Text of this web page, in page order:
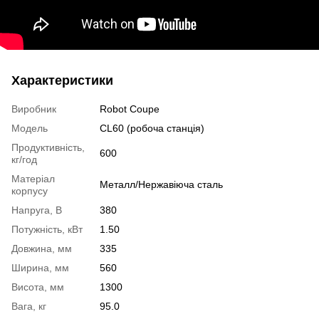
Характеристики
Виробник
Robot Coupe
Модель
CL60 (робоча станція)
Продуктивність,
кг/год
600
Матеріал
корпусу
Металл/Нержавіюча сталь
Напруга, В
380
Потужність, кВт
1.50
Довжина, мм
335
Ширина, мм
560
Висота, мм
1300
Вага, кг
95.0